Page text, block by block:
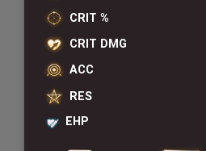
CRIT %
CRIT DMG
ACC
RES
EHP